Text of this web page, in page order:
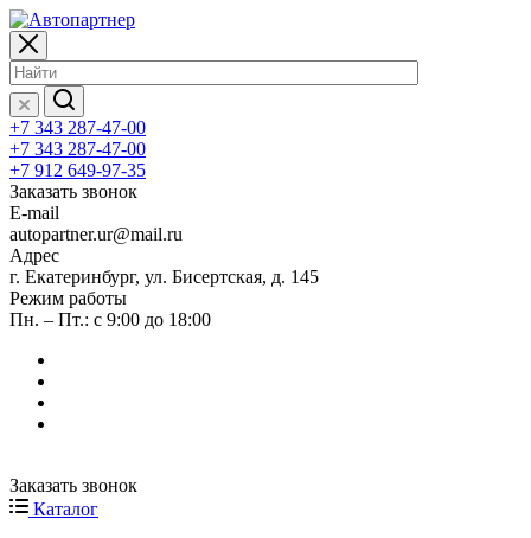
+7 343 287-47-00
+7 343 287-47-00
+7 912 649-97-35
Заказать звонок
E-mail
autopartner.ur@mail.ru
Адрес
г. Екатеринбург, ул. Бисертская, д. 145
Режим работы
Пн. – Пт.: с 9:00 до 18:00
Заказать звонок
Каталог